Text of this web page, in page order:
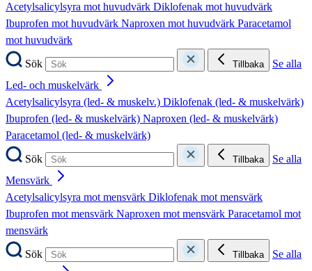
Acetylsalicylsyra mot huvudvärk Diklofenak mot huvudvärk
Ibuprofen mot huvudvärk Naproxen mot huvudvärk Paracetamol
mot huvudvärk
Sök
Tillbaka
Se alla
Led- och muskelvärk
Acetylsalicylsyra (led- & muskelv.) Diklofenak (led- & muskelvärk)
Ibuprofen (led- & muskelvärk) Naproxen (led- & muskelvärk)
Paracetamol (led- & muskelvärk)
Sök
Tillbaka
Se alla
Mensvärk
Acetylsalicylsyra mot mensvärk Diklofenak mot mensvärk
Ibuprofen mot mensvärk Naproxen mot mensvärk Paracetamol mot
mensvärk
Sök
Tillbaka
Se alla